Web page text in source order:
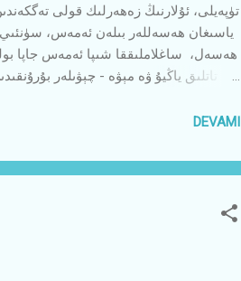
تۈپەيلى، ئۇلارنىڭ زەھەرلىك قولى
ياسىغان ھەسەللەر بىلەن ئەمەس، سۈنئىي
ھەسەل، ساغلاملىققا شىپا ئەمەس جاپا
تاتلىق ياڭيۇ ۋە مېۋە - چېۋىلەر
شېكەرگە تەبىئىيلىك ماسكىسى تاقاش
DEVAMI